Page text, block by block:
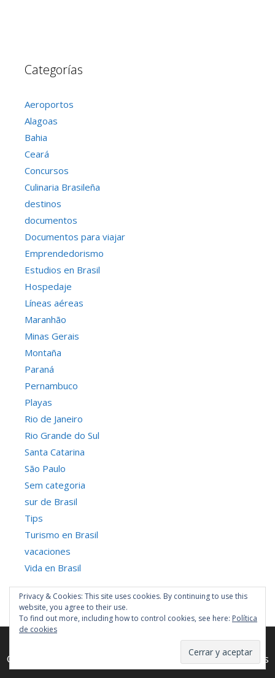
Categorías
Aeroportos
Alagoas
Bahia
Ceará
Concursos
Culinaria Brasileña
destinos
documentos
Documentos para viajar
Emprendedorismo
Estudios en Brasil
Hospedaje
Líneas aéreas
Maranhão
Minas Gerais
Montaña
Paraná
Pernambuco
Playas
Rio de Janeiro
Rio Grande do Sul
Santa Catarina
São Paulo
Sem categoria
sur de Brasil
Tips
Turismo en Brasil
vacaciones
Vida en Brasil
© 2026 Viajando en Brasil • Creado conGeneratePress
Privacy & Cookies: This site uses cookies. By continuing to use this
website, you agree to their use.
To find out more, including how to control cookies, see here: Política
de cookies